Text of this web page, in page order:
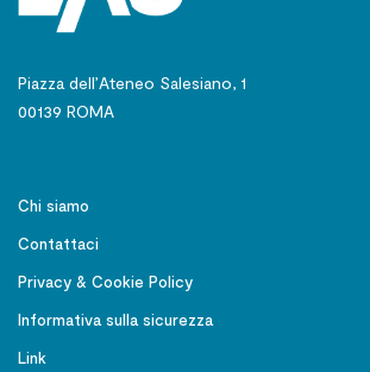
Piazza dell’Ateneo Salesiano, 1
00139 ROMA
Chi siamo
Contattaci
Privacy & Cookie Policy
Informativa sulla sicurezza
Link